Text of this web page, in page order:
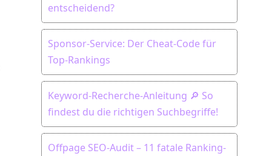
entscheidend?
Sponsor-Service: Der Cheat-Code für
Top-Rankings
Keyword-Recherche-Anleitung 🔎 So
findest du die richtigen Suchbegriffe!
Offpage SEO-Audit – 11 fatale Ranking-